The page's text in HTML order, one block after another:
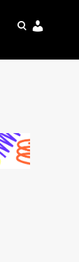
pretraga